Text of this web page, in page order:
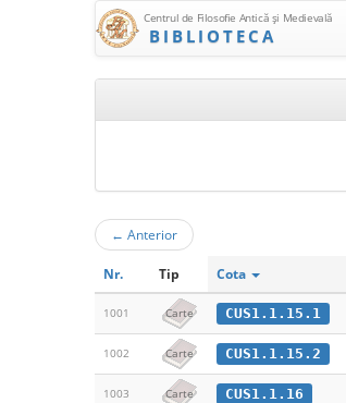
Centrul de Filosofie Antică şi Medievală
BIBLIOTECA
← Anterior
Nr. Tip Cota
1001 Carte CUS1.1.15.1
1002 Carte CUS1.1.15.2
1003 Carte CUS1.1.16